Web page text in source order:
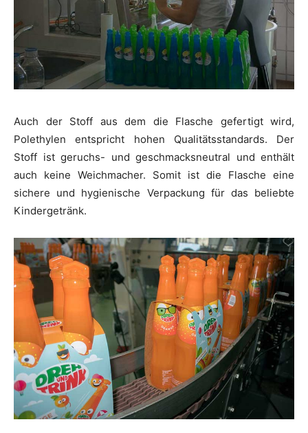
Auch der Stoff aus dem die Flasche gefertigt wird,
Polethylen entspricht hohen Qualitätsstandards. Der
Stoff ist geruchs- und geschmacksneutral und enthält
auch keine Weichmacher. Somit ist die Flasche eine
sichere und hygienische Verpackung für das beliebte
Kindergetränk.